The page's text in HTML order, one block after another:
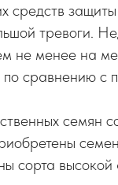
средств
тревоги.
не менее на
сравнению с
семян
сорта высокой